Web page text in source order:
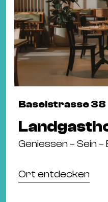
Baselstrasse 38
Geniessen – Sein
Ort entdecken